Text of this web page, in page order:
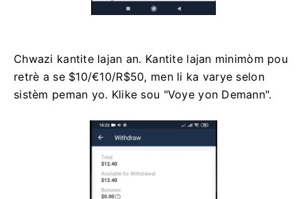
Chwazi kantite lajan an. Kantite lajan minimòm pou
retrè a se $10/€10/R$50, men li ka varye selon
sistèm peman yo. Klike sou "Voye yon Demann".